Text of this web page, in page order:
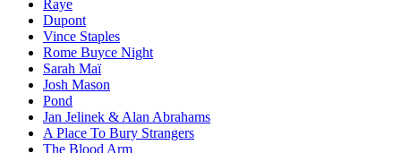
Raye
Dupont
Vince Staples
Rome Buyce Night
Sarah Maï
Josh Mason
Pond
Jan Jelinek & Alan Abrahams
A Place To Bury Strangers
The Blood Arm